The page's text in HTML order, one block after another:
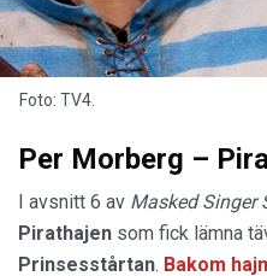
Foto: TV4.
Per Morberg –
I avsnitt 6 av Masked Singer
Pirathajen som fick lämna
Prinsesstårtan. Bakom